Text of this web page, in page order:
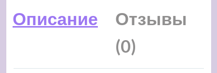
Описание
Отзывы
(0)